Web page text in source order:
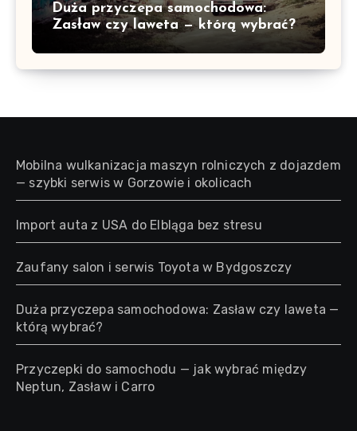
Duża przyczepa samochodowa:
Zasław czy laweta — którą wybrać?
Mobilna wulkanizacja maszyn rolniczych z dojazdem
— szybki serwis w Gorzowie i okolicach
Import auta z USA do Elbląga bez stresu
Zaufany salon i serwis Toyota w Bydgoszczy
Duża przyczepa samochodowa: Zasław czy laweta —
którą wybrać?
Przyczepki do samochodu — jak wybrać między
Neptun, Zasław i Carro